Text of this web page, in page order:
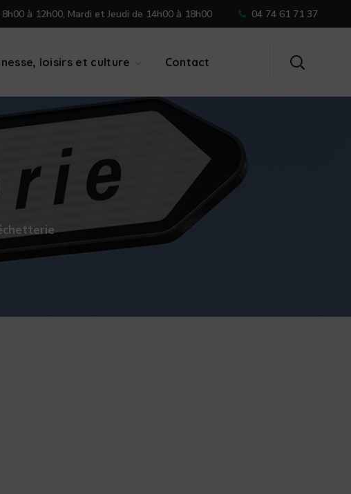
à 12h00, Mardi et Jeudi de 14h00 à 18h00 04 74 61 71 37
loisirs et culture Contact